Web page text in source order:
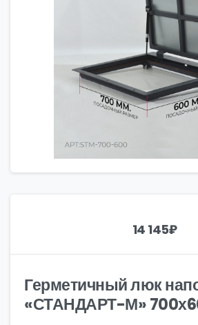
14 145₽
Герметичный люк
«СТАНДАРТ-М»